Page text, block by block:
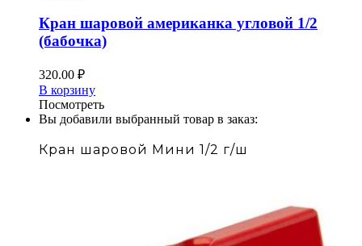
Кран шаровой американка угловой 1/2
(бабочка)
320.00 ₽
В корзину
Посмотреть
Вы добавили выбранный товар в заказ:
Кран шаровой Мини 1/2 г/ш